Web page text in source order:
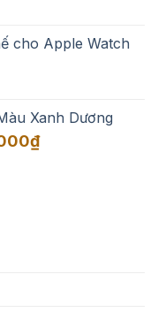
cho Apple Watch
Xanh Dương
₫Giá